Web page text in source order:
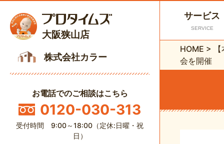
大阪狭山店
株式会社カラー
お電話でのご相談はこちら
0120-030-313
受付時間 9:00～18:00（定休:日曜・祝
日）
サービス
SERVICE
HOME >
会を開催